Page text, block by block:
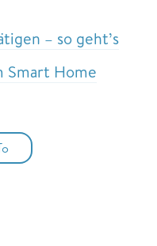
– so geht’s
Smart Home